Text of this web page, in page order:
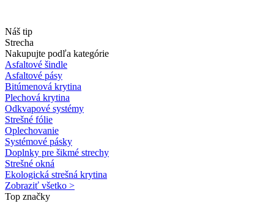
Náš tip
Strecha
Nakupujte podľa kategórie
Asfaltové šindle
Asfaltové pásy
Bitúmenová krytina
Plechová krytina
Odkvapové systémy
Strešné fólie
Oplechovanie
Systémové pásky
Doplnky pre šikmé strechy
Strešné okná
Ekologická strešná krytina
Zobraziť všetko >
Top značky